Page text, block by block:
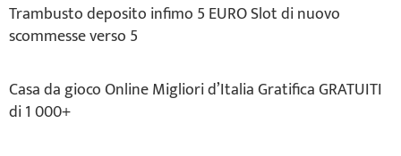
Trambusto deposito infimo 5 EURO Slot di nuovo
scommesse verso 5
Casa da gioco Online Migliori d’Italia Gratifica GRATUITI
di 1 000+